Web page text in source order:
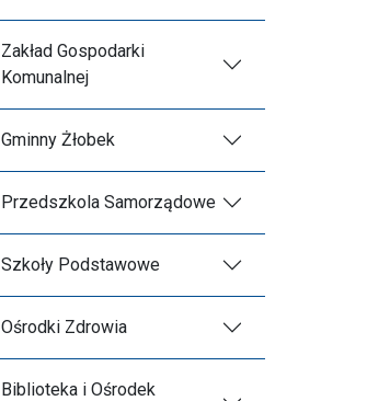
Zakład Gospodarki
Komunalnej
Gminny Żłobek
Przedszkola Samorządowe
Szkoły Podstawowe
Ośrodki Zdrowia
Biblioteka i Ośrodek